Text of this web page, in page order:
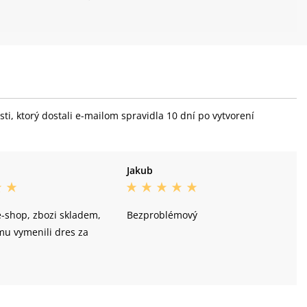
ktorý dostali e-mailom spravidla 10 dní po vytvorení
shop, zbozi skladem,
vymenili dres za
Jakub
Bezproblémový